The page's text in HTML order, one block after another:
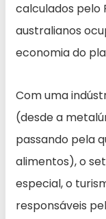
calculados pelo
australianos
economia do
Com uma
(desde a
passando pela
alimentos), o
especial, o
responsáveis